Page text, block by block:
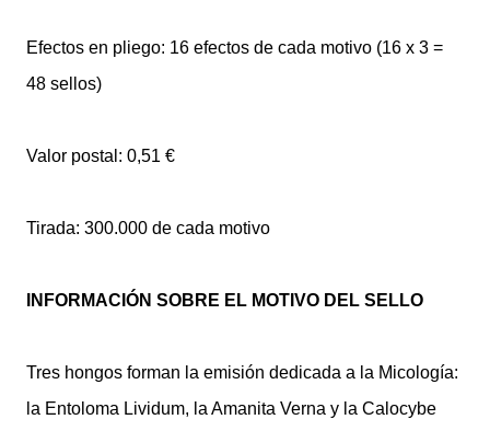
Efectos en pliego: 16 efectos de cada motivo (16 x 3 =
48 sellos)
Valor postal: 0,51 €
Tirada: 300.000 de cada motivo
INFORMACIÓN SOBRE EL MOTIVO DEL SELLO
Tres hongos forman la emisión dedicada a la Micología:
la Entoloma Lividum, la Amanita Verna y la Calocybe